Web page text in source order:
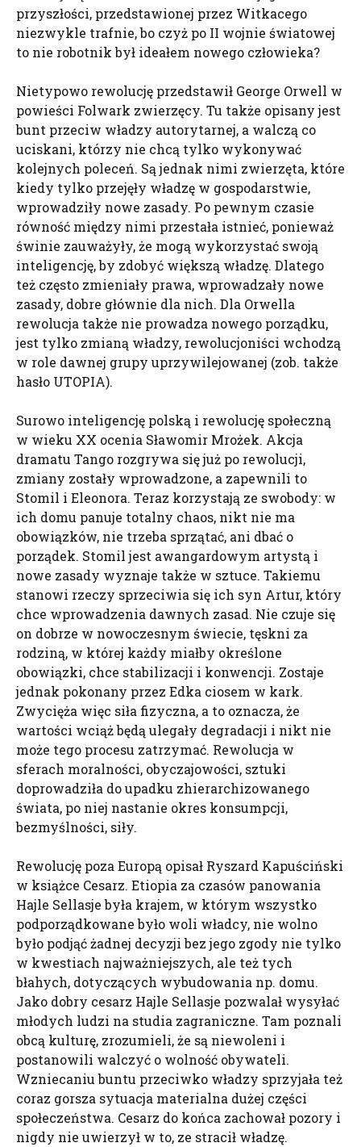
przyszłości, przedstawionej przez Witkacego
niezwykle trafnie, bo czyż po II wojnie światowej
to nie robotnik był ideałem nowego człowieka?
Nietypowo rewolucję przedstawił George Orwell w
powieści Folwark zwierzęcy. Tu także opisany jest
bunt przeciw władzy autorytarnej, a walczą co
uciskani, którzy nie chcą tylko wykonywać
kolejnych poleceń. Są jednak nimi zwierzęta, które
kiedy tylko przejęły władzę w gospodarstwie,
wprowadziły nowe zasady. Po pewnym czasie
równość między nimi przestała istnieć, ponieważ
świnie zauważyły, że mogą wykorzystać swoją
inteligencję, by zdobyć większą władzę. Dlatego
też często zmieniały prawa, wprowadzały nowe
zasady, dobre głównie dla nich. Dla Orwella
rewolucja także nie prowadza nowego porządku,
jest tylko zmianą władzy, rewolucjoniści wchodzą
w role dawnej grupy uprzywilejowanej (zob. także
hasło UTOPIA).
Surowo inteligencję polską i rewolucję społeczną
w wieku XX ocenia Sławomir Mrożek. Akcja
dramatu Tango rozgrywa się już po rewolucji,
zmiany zostały wprowadzone, a zapewnili to
Stomil i Eleonora. Teraz korzystają ze swobody: w
ich domu panuje totalny chaos, nikt nie ma
obowiązków, nie trzeba sprzątać, ani dbać o
porządek. Stomil jest awangardowym artystą i
nowe zasady wyznaje także w sztuce. Takiemu
stanowi rzeczy sprzeciwia się ich syn Artur, który
chce wprowadzenia dawnych zasad. Nie czuje się
on dobrze w nowoczesnym świecie, tęskni za
rodziną, w której każdy miałby określone
obowiązki, chce stabilizacji i konwencji. Zostaje
jednak pokonany przez Edka ciosem w kark.
Zwycięża więc siła fizyczna, a to oznacza, że
wartości wciąż będą ulegały degradacji i nikt nie
może tego procesu zatrzymać. Rewolucja w
sferach moralności, obyczajowości, sztuki
doprowadziła do upadku zhierarchizowanego
świata, po niej nastanie okres konsumpcji,
bezmyślności, siły.
Rewolucję poza Europą opisał Ryszard Kapuściński
w książce Cesarz. Etiopia za czasów panowania
Hajle Sellasje była krajem, w którym wszystko
podporządkowane było woli władcy, nie wolno
było podjąć żadnej decyzji bez jego zgody nie tylko
w kwestiach najważniejszych, ale też tych
błahych, dotyczących wybudowania np. domu.
Jako dobry cesarz Hajle Sellasje pozwalał wysyłać
młodych ludzi na studia zagraniczne. Tam poznali
obcą kulturę, zrozumieli, że są niewoleni i
postanowili walczyć o wolność obywateli.
Wzniecaniu buntu przeciwko władzy sprzyjała też
coraz gorsza sytuacja materialna dużej części
społeczeństwa. Cesarz do końca zachował pozory i
nigdy nie uwierzył w to, ze stracił władzę.